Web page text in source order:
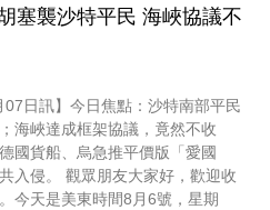
塞襲沙特平民 海峽協議不
07日訊】今日焦點：沙特南部平民
海峽達成框架協議，竟然不收
國貨船、烏急推平價版「愛國
入侵。 觀眾朋友大家好，歡迎收
今天是美東時間8月6號，星期